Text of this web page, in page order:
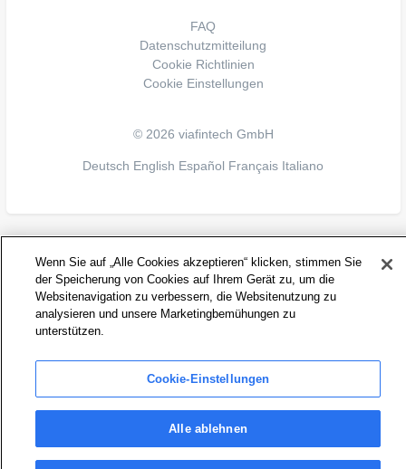
FAQ
Datenschutzmitteilung
Cookie Richtlinien
Cookie Einstellungen
© 2026 viafintech GmbH
Deutsch English Español Français Italiano
Wenn Sie auf „Alle Cookies akzeptieren“ klicken, stimmen Sie
der Speicherung von Cookies auf Ihrem Gerät zu, um die
Websitenavigation zu verbessern, die Websitenutzung zu
analysieren und unsere Marketingbemühungen zu
unterstützen.
Cookie-Einstellungen
Alle ablehnen